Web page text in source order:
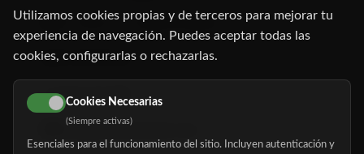
C/ Oruro, 11. 28016 Madrid
91 345 06 26
616 113 103
hola@mundomayor.com
Utilizamos cookies propias y de terceros para mejorar tu
experiencia de navegación. Puedes aceptar todas las
cookies, configurarlas o rechazarlas.
Cookies Necesarias
(Siempre activas)
Esenciales para el funcionamiento del sitio. Incluyen autenticación y